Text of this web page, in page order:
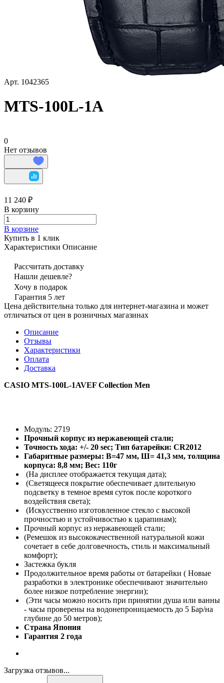
Арт. 1042365
MTS-100L-1A
0
Нет отзывов
11 240 ₽
В корзину
В корзине
Купить в 1 клик
Характеристики Описание
Рассчитать доставку
Нашли дешевле?
Хочу в подарок
Гарантия 5 лет
Цена действительна только для интернет-магазина и может
отличаться от цен в розничных магазинах
Описание
Отзывы
Характеристики
Оплата
Доставка
CASIO MTS-100L-1AVEF Collection Men
Модуль: 2719
Прочный корпус из нержавеющей стали;
Точность хода: +/- 20 sec; Тип батарейки: CR2012
Габаритные размеры: В=47 мм, Ш= 41,3 мм, толщина
корпуса: 8,8 мм; Вес: 110г
(На дисплее отображается текущая дата);
(Светящееся покрытие обеспечивает длительную
подсветку в темное время суток после короткого
воздействия света);
(Искусственно изготовленное стекло с высокой
прочностью и устойчивостью к царапинам);
Прочный корпус из нержавеющей стали;
(Ремешок из высококачественной натуральной кожи
сочетает в себе долговечность, стиль и максимальный
комфорт);
Застежка букля
Продолжительное время работы от батарейки ( Новые
разработки в электронике обеспечивают значительно
более низкое потребление энергии);
(Эти часы можно носить при принятии душа или ванны
- часы проверены на водонепроницаемость до 5 Бар/на
глубине до 50 метров);
Страна Япония
Гарантия 2 года
Загрузка отзывов...